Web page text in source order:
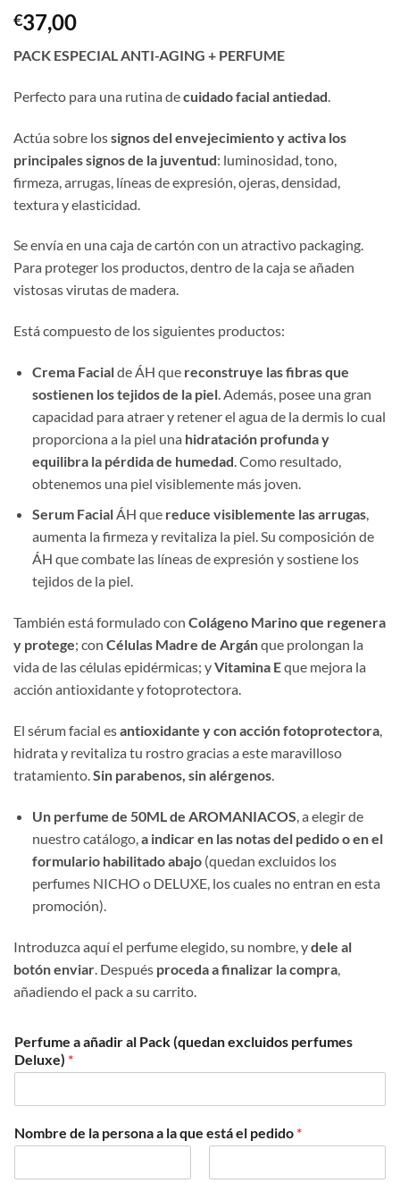
€37,00
PACK ESPECIAL ANTI-AGING + PERFUME
Perfecto para una rutina decuidado facial antiedad
Actúa sobre lossignos del envejecimiento y activa los
principales signos de la juventud: luminosidad, tono,
firmeza, arrugas, líneas de expresión, ojeras, densidad,
textura y elasticidad.
Se envía en una caja de cartón con un atractivo packaging.
Para proteger los productos, dentro de la caja se añaden
vistosas virutas de madera.
Está compuesto de los siguientes productos:
Crema Facialde ÁH que reconstruye las fibras que
sostienen los tejidos de la piel. Además, posee una gran
capacidad para atraer y retener el agua de la dermis lo cual
proporciona a la piel una hidratación profunda y
equilibra la pérdida de humedad. Como resultado,
obtenemos una piel visiblemente más joven.
Serum FacialÁH que reduce visiblemente las arrugas,
aumenta la firmeza y revitaliza la piel. Su composición de
ÁH que combate las líneas de expresión y sostiene los
tejidos de la piel.
También está formulado con Colágeno Marino que regenera
y protege; con Células Madre de Argánque prolongan la
vida de las células epidérmicas; yVitamina Eque mejora la
acción antioxidante y fotoprotectora.
El sérum facial esantioxidante y con acción fotoprotectora,
hidrata y revitaliza tu rostro gracias a este maravilloso
tratamiento.Sin parabenos, sin alérgenos.
Un perfume de 50ML de AROMANIACOS, a elegir de
nuestro catálogo,a indicar en las notas del pedido o en el
formulario habilitado abajo(quedan excluidos los
perfumes NICHO o DELUXE, los cuales no entran en esta
promoción).
Introduzca aquí el perfume elegido, su nombre, ydele al
botón enviar . Después proceda a finalizar la compra
añadiendo el pack a su carrito.
Perfume a añadir al Pack (quedan excluidos perfumes
Deluxe) *
Nombre de la persona a la que está el pedido *